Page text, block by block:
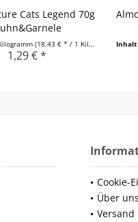
Cats Legend 70g
(18,43 € * / 1 Kilogramm)
1,29 € *
Inhalt
Cookie-
Über uns